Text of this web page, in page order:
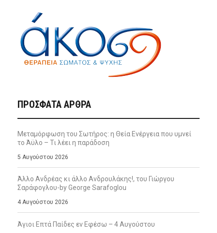
ΠΡΌΣΦΑΤΑ ΆΡΘΡΑ
Μεταμόρφωση του Σωτήρος: η Θεία Ενέργεια που υμνεί
το Άϋλο – Τι λέει η παράδοση
5 Αυγούστου 2026
Άλλο Ανδρέας κι άλλο Ανδρουλάκης!, του Γιώργου
Σαράφογλου-by George Sarafoglou
4 Αυγούστου 2026
Άγιοι Επτά Παίδες εν Εφέσω – 4 Αυγούστου